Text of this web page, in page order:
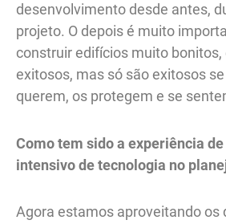
desenvolvimento desde antes,
projeto. O depois é muito
construir edifícios muito
exitosos, mas só são exitosos
querem, os protegem e se
Como tem sido a experiência
intensivo de tecnologia no
Agora estamos aproveitando os